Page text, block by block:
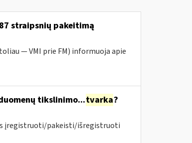
straipsnių pakeitimą
— VMI prie FM) informuoja apie
tikslinimo...tvarka?
įregistruoti/pakeisti/išregistruoti